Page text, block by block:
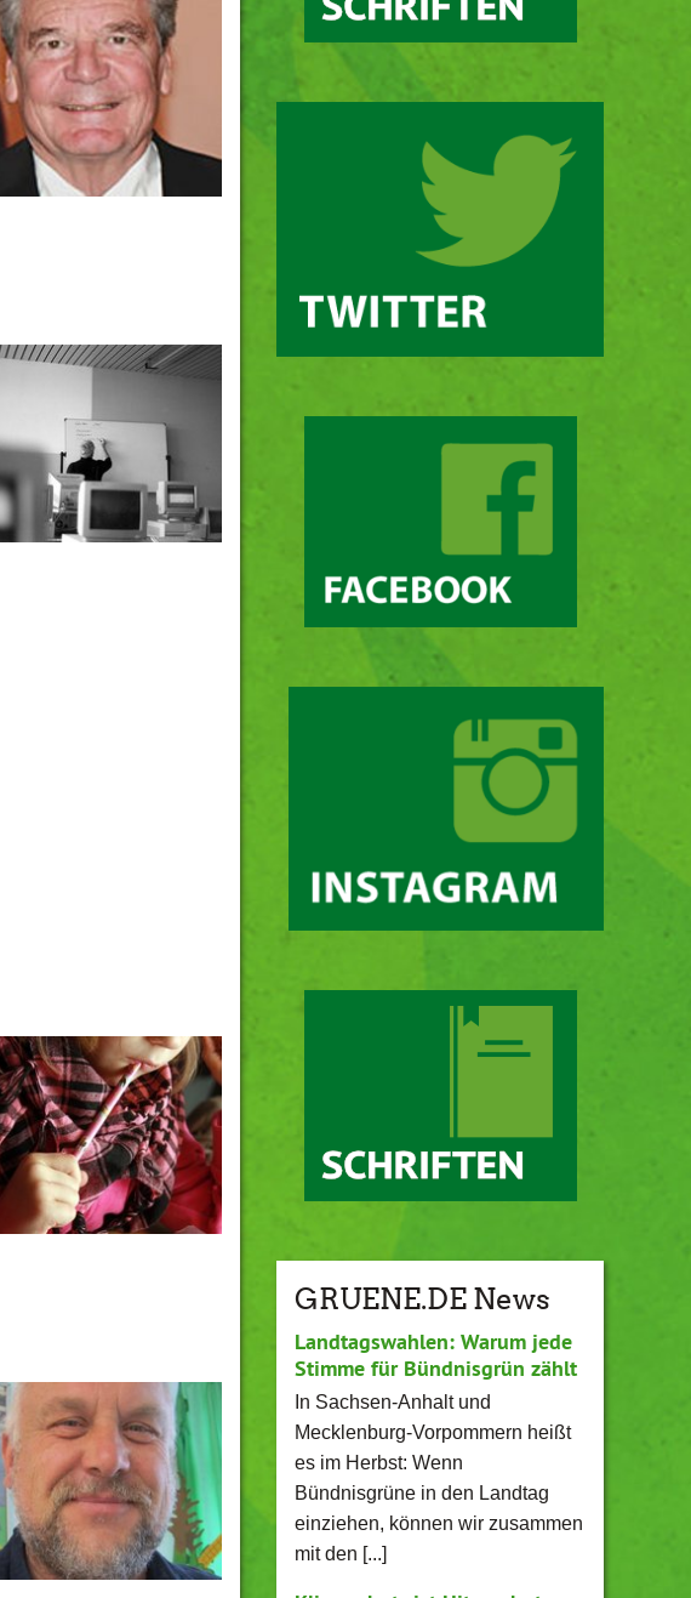
GRUENE.DE News
Landtagswahlen: Warum jede
Stimme für Bündnisgrün zählt
In Sachsen-Anhalt und
Mecklenburg-Vorpommern heißt
es im Herbst: Wenn
Bündnisgrüne in den Landtag
einziehen, können wir zusammen
mit den [...]